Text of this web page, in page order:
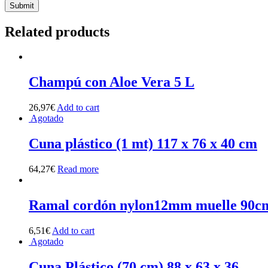
Related products
Champú con Aloe Vera 5 L
26,97€ Add to cart
Agotado
Cuna plástico (1 mt) 117 x 76 x 40 cm
64,27€ Read more
Ramal cordón nylon12mm muelle
6,51€ Add to cart
Agotado